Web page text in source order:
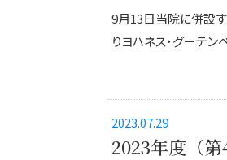
9月13日当院に併設す
りヨハネス・グーテ
2023.07.29
2023年度（